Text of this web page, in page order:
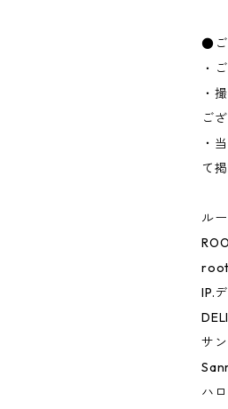
●ご
・
・
ご
・
て
ル
IP.
サ
ハ